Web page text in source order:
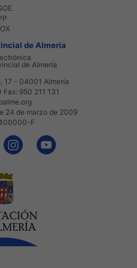
de Almería
de Almería
17 - 04001 Almería
950 211 131
24 de marzo de 2009
F